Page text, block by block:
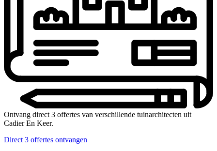
Ontvang direct 3 offertes van verschillende tuinarchitecten uit
Cadier En Keer.
Direct 3 offertes ontvangen